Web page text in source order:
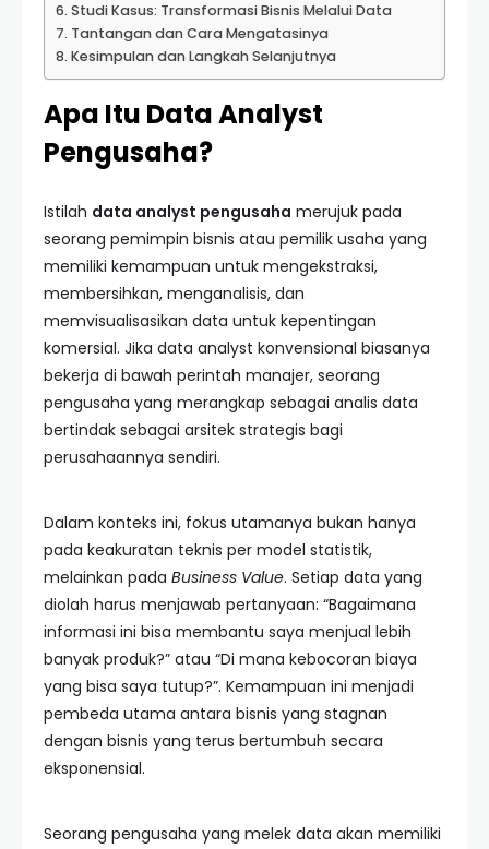
Studi Kasus: Transformasi Bisnis Melalui Data
Tantangan dan Cara Mengatasinya
Kesimpulan dan Langkah Selanjutnya
Apa Itu Data Analyst
Pengusaha?
Istilah data analyst pengusaha merujuk pada
seorang pemimpin bisnis atau pemilik usaha yang
memiliki kemampuan untuk mengekstraksi,
membersihkan, menganalisis, dan
memvisualisasikan data untuk kepentingan
komersial. Jika data analyst konvensional biasanya
bekerja di bawah perintah manajer, seorang
pengusaha yang merangkap sebagai analis data
bertindak sebagai arsitek strategis bagi
perusahaannya sendiri.
Dalam konteks ini, fokus utamanya bukan hanya
pada keakuratan teknis per model statistik,
melainkan pada Business Value. Setiap data yang
diolah harus menjawab pertanyaan: “Bagaimana
informasi ini bisa membantu saya menjual lebih
banyak produk?” atau “Di mana kebocoran biaya
yang bisa saya tutup?”. Kemampuan ini menjadi
pembeda utama antara bisnis yang stagnan
dengan bisnis yang terus bertumbuh secara
eksponensial.
Seorang pengusaha yang melek data akan memiliki